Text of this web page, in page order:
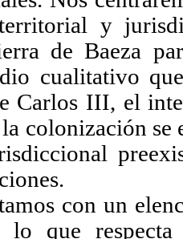
y
de Baeza
cualitativo
Carlos III, el
colonización se
con un
lo que